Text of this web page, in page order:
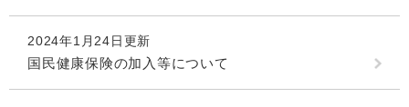
2024年1月24日更新
国民健康保険の加入等について